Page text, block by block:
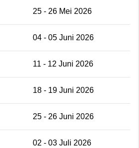
25 - 26 Mei 2026
04 - 05 Juni 2026
11 - 12 Juni 2026
18 - 19 Juni 2026
25 - 26 Juni 2026
02 - 03 Juli 2026